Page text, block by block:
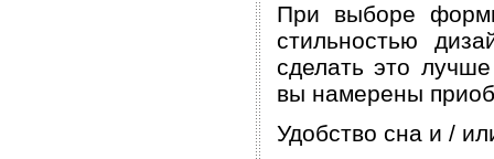
При выборе
стильностью
сделать это
вы намерены
Удобство сна и /